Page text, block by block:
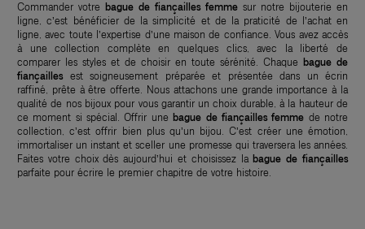
Commander votre bague de fiançailles femme sur notre bijouterie en
ligne, c’est bénéficier de la simplicité et de la praticité de l’achat en
ligne, avec toute l’expertise d’une maison de confiance. Vous avez accès
à une collection complète en quelques clics, avec la liberté de
comparer les styles et de choisir en toute sérénité. Chaque bague de
fiançaillesest soigneusement préparée et présentée dans un écrin
raffiné, prête à être offerte. Nous attachons une grande importance à la
qualité de nos bijoux pour vous garantir un choix durable, à la hauteur de
ce moment si spécial. Offrir une bague de fiançailles femme de notre
collection, c’est offrir bien plus qu’un bijou. C’est créer une émotion,
immortaliser un instant et sceller une promesse qui traversera les années.
Faites votre choix dès aujourd’hui et choisissez la bague de fiançailles
parfaite pour écrire le premier chapitre de votre histoire.